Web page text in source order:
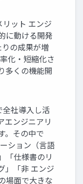
リット エンジ
に動ける開発
の成果が増
化・短縮化さ
多くの機能開
社導入し活
エンジニアリ
。その中で
ション（言語
「仕様書のリ
」「非 エンジ
場面で大きな